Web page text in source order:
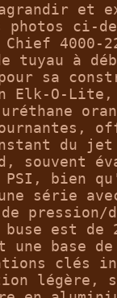
et
photos ci-
4000-
tuyau à
sa
Elk-O-Lite,
du
souvent
PSI, bien
série
pression/
est de
une base
clés
légère,